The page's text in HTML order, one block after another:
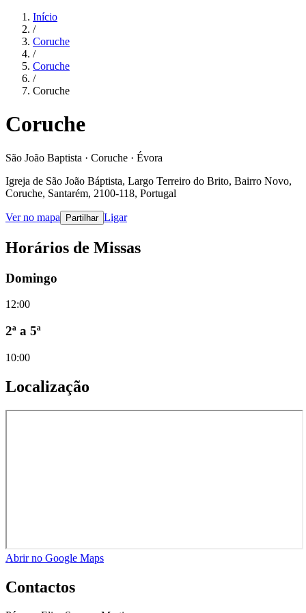
Início
/
Coruche
/
Coruche
/
Coruche
Coruche
São João Baptista · Coruche · Évora
Igreja de São João Báptista, Largo Terreiro do Brito, Bairro Novo,
Coruche, Santarém, 2100-118, Portugal
Ver no mapa Partilhar Ligar
Horários de Missas
Domingo
12:00
2ª a 5ª
10:00
Localização
Abrir no Google Maps
Contactos